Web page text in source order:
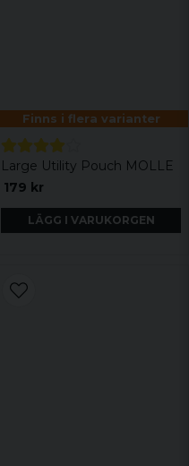
Finns i flera varianter
Large Utility Pouch MOLLE
179 kr
LÄGG I VARUKORGEN